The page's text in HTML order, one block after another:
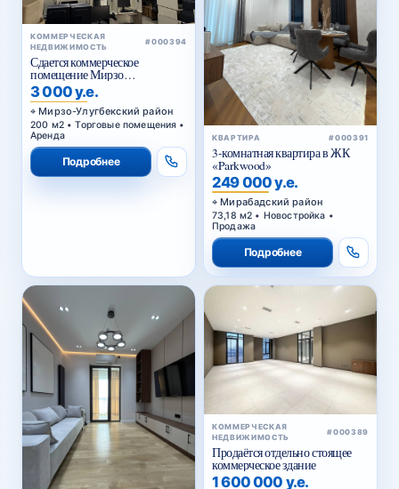
КОММЕРЧЕСКАЯ
НЕДВИЖИМОСТЬ
#000394
Сдается коммерческое
помещение Мирзо
Улугбекский район.
3 000 у.е.
Мирзо-Улугбекский район
200 м2 • Торговые помещения •
Аренда
Подробнее
КВАРТИРА #000391
3-комнатная квартира в ЖК
«Parkwood»
249 000 у.е.
Мирабадский район
73,18 м2 • Новостройка •
Продажа
Подробнее
КОММЕРЧЕСКАЯ
НЕДВИЖИМОСТЬ
#000389
Продаётся отдельно стоящее
коммерческое здание
1 600 000 у.е.